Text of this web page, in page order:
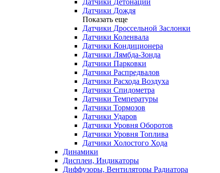
Датчики Детонации
Датчики Дождя
Показать еще
Датчики Дроссельной Заслонки
Датчики Коленвала
Датчики Кондиционера
Датчики Лямбда-Зонда
Датчики Парковки
Датчики Распредвалов
Датчики Расхода Воздуха
Датчики Спидометра
Датчики Температуры
Датчики Тормозов
Датчики Ударов
Датчики Уровня Оборотов
Датчики Уровня Топлива
Датчики Холостого Хода
Динамики
Дисплеи, Индикаторы
Диффузоры, Вентиляторы Радиатора